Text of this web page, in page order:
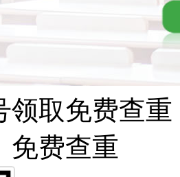
领取免费查重
免费查重